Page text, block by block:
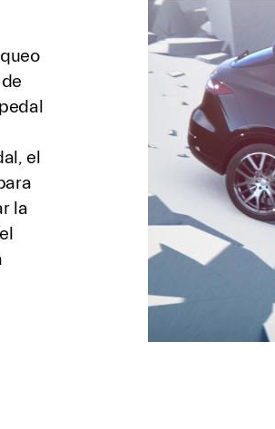
el
la